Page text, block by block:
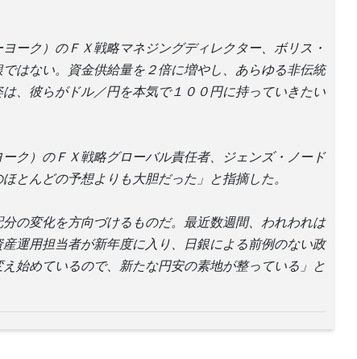
ーク）のＦＸ戦略マネジングディレクター、ボリス・
はない。資金供給量を２倍に増やし、あらゆる非伝統
、彼らがドル／円を本気で１００円に持っていきたい
ク）のＦＸ戦略グローバル責任者、ジェンズ・ノード
とんどの予想よりも大胆だった」と指摘した。
の変化を方向づけるものだ。最近数週間、われわれは
運用担当者が新年度に入り、日銀による前例のない政
始めているので、新たな円安の素地が整っている」と